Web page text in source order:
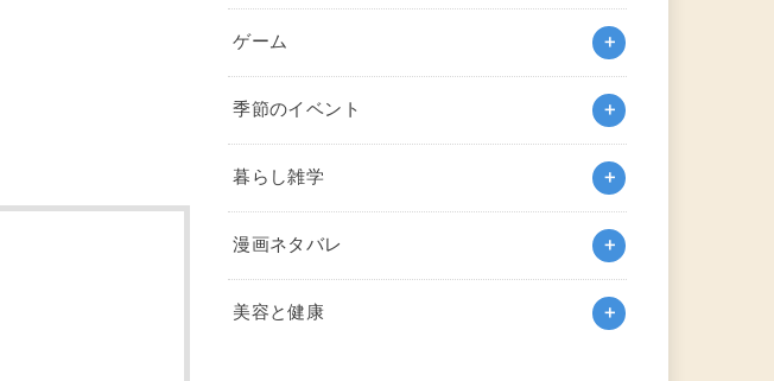
ゲーム
季節のイベント
暮らし雑学
漫画ネタバレ
美容と健康